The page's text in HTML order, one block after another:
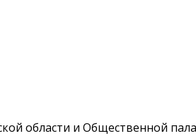
области и Общественной